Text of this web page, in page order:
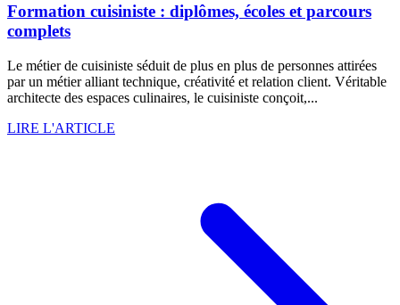
Formation cuisiniste : diplômes, écoles et parcours
complets
Le métier de cuisiniste séduit de plus en plus de personnes attirées
par un métier alliant technique, créativité et relation client. Véritable
architecte des espaces culinaires, le cuisiniste conçoit,...
LIRE L'ARTICLE